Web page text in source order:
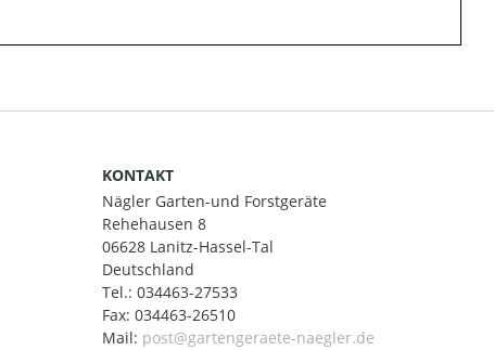
KONTAKT
Nägler Garten-und Forstgeräte
Rehehausen 8
06628 Lanitz-Hassel-Tal
Deutschland
Tel.: 034463-27533
Fax: 034463-26510
Mail: